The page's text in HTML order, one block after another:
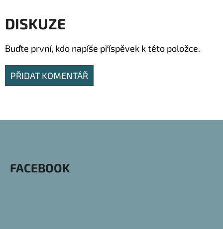
DISKUZE
Buďte první, kdo napíše příspěvek k této položce.
PŘIDAT KOMENTÁŘ
FACEBOOK